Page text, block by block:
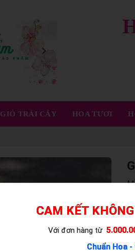
GIỎ TRÁI CÂY HOA TƯƠI
CAM KẾT
Với đơn hàng từ
Chuẩn Hoa